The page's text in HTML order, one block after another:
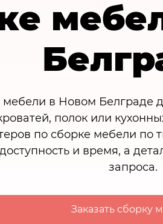
в Новом Белграде
полок или
по сборке мебели по
и время, а
запроса.
Заказать сборку